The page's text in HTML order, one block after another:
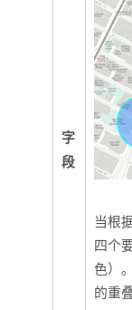
字
段
当根
四个
色）
的重